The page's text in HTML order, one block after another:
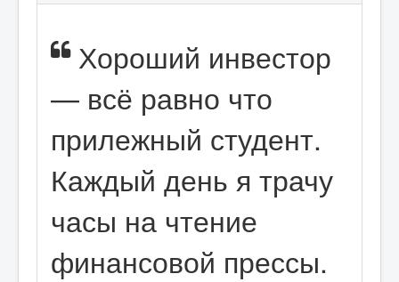
Поиск
Хороший инвестор
— всё равно что
прилежный студент.
Каждый день я трачу
часы на чтение
финансовой прессы.